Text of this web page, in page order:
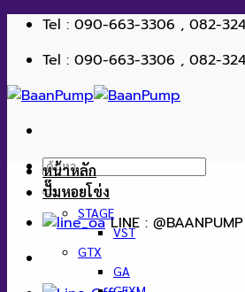
ข้าม
เนื้อหา
Tel : 090-663-3306 , 082-
Tel : 090-663-3306 , 082-
ค้นหา:
LINE : @BAANPUMP
หน้าหลัก
ปั๊มหอยโข่ง
STAGE
VST
GTX
GA